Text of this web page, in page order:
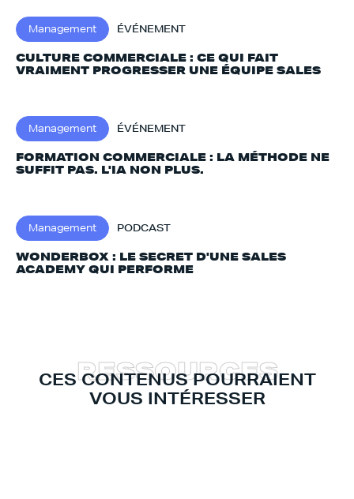
Management ÉVÉNEMENT
CULTURE COMMERCIALE : CE QUI FAIT
VRAIMENT PROGRESSER UNE ÉQUIPE SALES
Management ÉVÉNEMENT
FORMATION COMMERCIALE : LA MÉTHODE NE
SUFFIT PAS. L'IA NON PLUS.‍
Management PODCAST
WONDERBOX : LE SECRET D'UNE SALES
ACADEMY QUI PERFORME
CES CONTENUS POURRAIENT
VOUS INTÉRESSER
RESSOURCES